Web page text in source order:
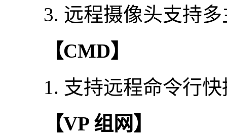
3. 远程摄像头支持多
【CMD】
1. 支持远程命令行快
【VP 组网】